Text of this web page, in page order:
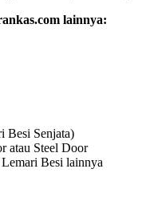
lainnya:
Besi Senjata)
atau Steel Door
Besi lainnya